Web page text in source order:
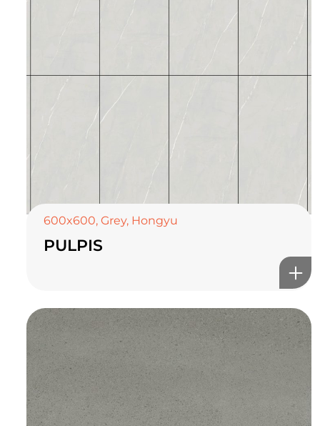
600x600, Grey, Hongyu
PULPIS